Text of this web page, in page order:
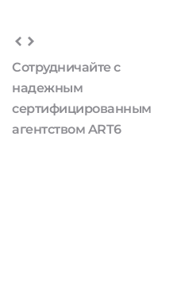
Сотрудничайте с
надежным
сертифицированным
агентством ART6